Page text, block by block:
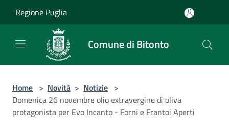
Regione Puglia
Comune di Bitonto
Home > Novità > Notizie >
Domenica 26 novembre olio extravergine di oliva
protagonista per Evo Incanto - Forni e Frantoi Aperti